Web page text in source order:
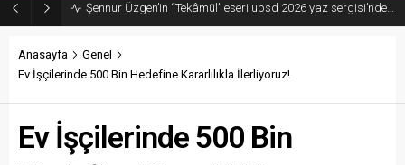
Şennur Üzgen’in “Tekâmül” eseri upsd 2026 yaz sergisi’nde sanatseverlerle buluştu
Anasayfa
Genel
Ev İşçilerinde 500 Bin Hedefine Kararlılıkla İlerliyoruz!
Ev İşçilerinde 500 Bin